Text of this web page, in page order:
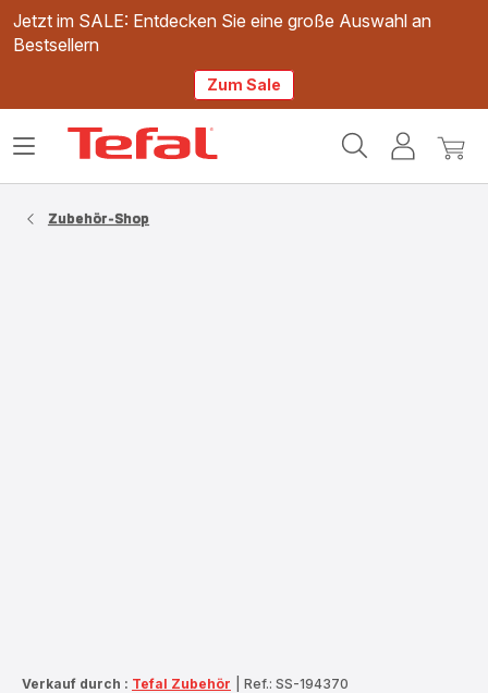
Jetzt im SALE: Entdecken Sie eine große Auswahl an
Bestsellern
Zum Sale
Mein
Mein
Das
Zubehör-Shop
Verkauf durch : Tefal Zubehör Ref.: SS-194370